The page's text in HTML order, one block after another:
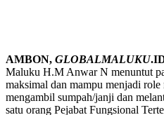
AMBON, GLOBALMALUKU
Maluku H.M Anwar N menuntut
maksimal dan mampu menjadi
mengambil sumpah/janji dan
satu orang Pejabat Fungsional